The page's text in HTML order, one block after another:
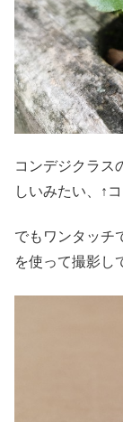
コンデジクラス
しいみたい、↑
でもワンタッチ
を使って撮影し